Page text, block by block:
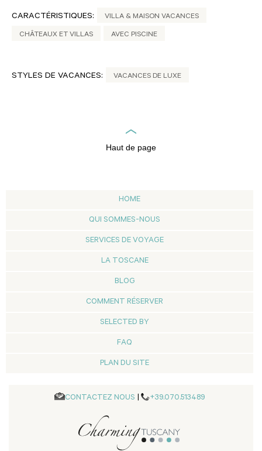
CARACTÉRISTIQUES: VILLA & MAISON VACANCES
CHÂTEAUX ET VILLAS AVEC PISCINE
STYLES DE VACANCES: VACANCES DE LUXE
Haut de page
HOME
QUI SOMMES-NOUS
SERVICES DE VOYAGE
LA TOSCANE
BLOG
COMMENT RÉSERVER
SELECTED BY
FAQ
PLAN DU SITE
CONTACTEZ NOUS | +39.070.513489